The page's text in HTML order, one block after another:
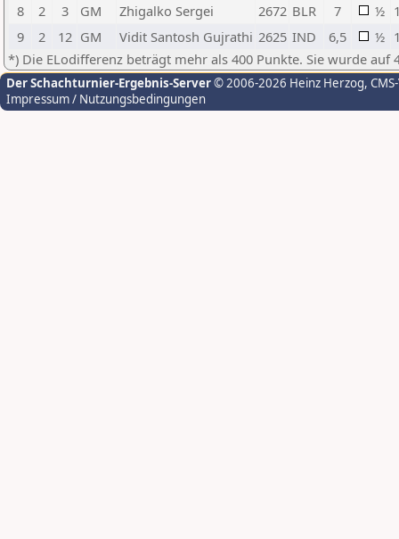
8
2 3 GM Zhigalko Sergei 2672 BLR 7 ½
9
2 12 GM Vidit Santosh Gujrathi 2625 IND 6,5 ½
*) Die ELodifferenz beträgt mehr als 400 Punkte. Sie wurde auf
Der Schachturnier-Ergebnis-Server© 2006-2026 Heinz Herzog,
Impressum / Nutzungsbedingungen